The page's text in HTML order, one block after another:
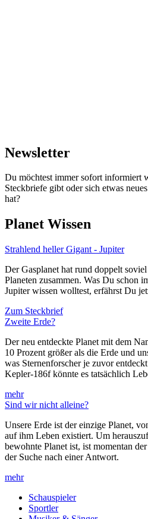
Newsletter
Du möchtest immer sofort informiert
Steckbriefe gibt oder sich etwas
hat?
Planet Wissen
Strahlend heller Gigant - Jupiter
Der Gasplanet hat rund doppelt
Planeten zusammen. Was Du schon
Jupiter wissen wolltest, erfährst Du
Zum Steckbrief
Zweite Erde?
Der neu entdeckte Planet mit dem
10 Prozent größer als die Erde und
was Sternenforscher je zuvor
Kepler-186f könnte es tatsächlich
mehr
Sind wir nicht alleine?
Unsere Erde ist der einzige Planet,
auf ihm Leben existiert. Um
bewohnte Planet ist, ist momentan
der Suche nach einer Antwort.
mehr
Schauspieler
Sportler